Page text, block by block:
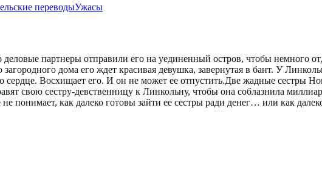
переводыУжасы
партнеры отправили его на уединенный остров, чтобы немного
дома его ждет красивая девушка, завернутая в бант. У
сердце. Восхищает его. И он не может ее отпустить.Две жадные сестры
свою сестру-девственницу к Линкольну, чтобы она соблазнила
как далеко готовы зайти ее сестры ради денег… или как